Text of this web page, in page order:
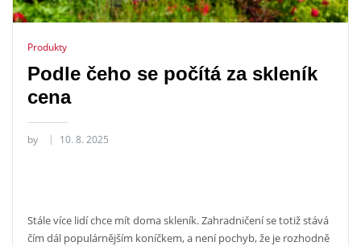
Produkty
Podle čeho se počítá za skleník
cena
by 10. 8. 2025
Stále více lidí chce mít doma skleník. Zahradničení se totiž stává
čím dál populárnějším koníčkem, a není pochyb, že je rozhodně